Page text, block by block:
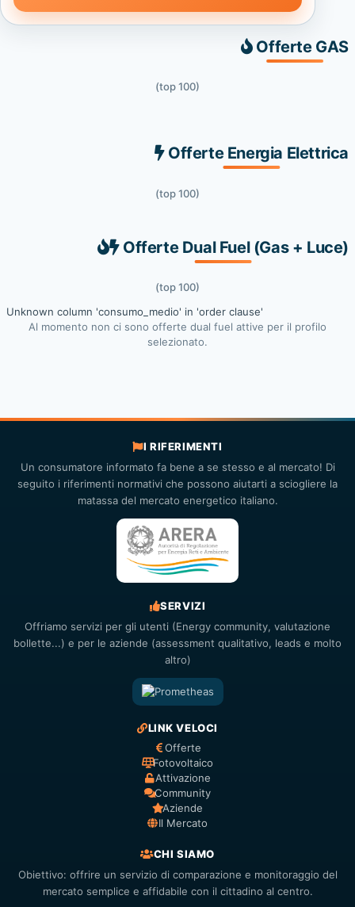
Offerte GAS
(top 100)
Offerte Energia Elettrica
(top 100)
Offerte Dual Fuel (Gas + Luce)
(top 100)
Unknown column 'consumo_medio' in 'order clause'
Al momento non ci sono offerte dual fuel attive per il profilo
selezionato.
I RIFERIMENTI
Un consumatore informato fa bene a se stesso e al mercato! Di
seguito i riferimenti normativi che possono aiutarti a sciogliere la
matassa del mercato energetico italiano.
SERVIZI
Offriamo servizi per gli utenti (Energy community, valutazione
bollette...) e per le aziende (assessment qualitativo, leads e molto
altro)
LINK VELOCI
Offerte
Fotovoltaico
Attivazione
Community
Aziende
Il Mercato
CHI SIAMO
Obiettivo: offrire un servizio di comparazione e monitoraggio del
mercato semplice e affidabile con il cittadino al centro.